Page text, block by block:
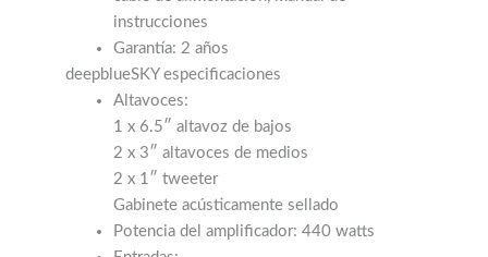
deepblueSKY especificaciones
Altavoces:
1 x 6.5″ altavoz de bajos
2 x 3″ altavoces de medios
2 x 1″ tweeter
Gabinete acústicamente sellado
Potencia del amplificador: 440 watts
Entradas:
WiFi para streaming directo en Alta
resolución